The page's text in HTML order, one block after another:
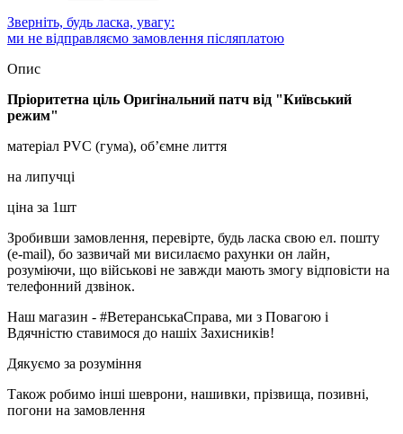
Зверніть, будь ласка, увагу:
ми не відправляємо замовлення післяплатою
Опис
Пріоритетна ціль Оригінальний патч від "Київський
режим"
матеріал PVC (гума), об’ємне лиття
на липучці
ціна за 1шт
Зробивши замовлення, перевірте, будь ласка свою ел. пошту
(e-mail), бо зазвичай ми висилаємо рахунки он лайн,
розуміючи, що військові не завжди мають змогу відповісти на
телефонний дзвінок.
Наш магазин - #ВетеранськаСправа, ми з Повагою і
Вдячністю ставимося до нашіх Захисників!
Дякуємо за розуміння
Також робимо інші шеврони, нашивки, прізвища, позивні,
погони на замовлення